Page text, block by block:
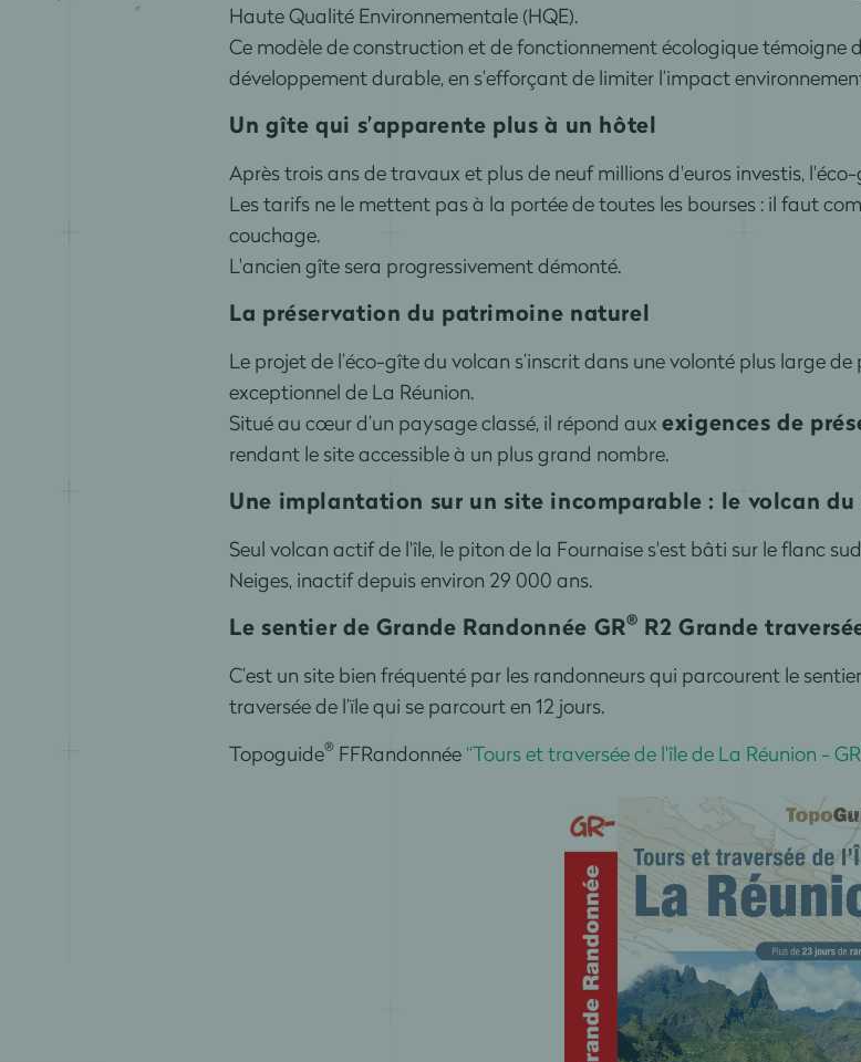
Haute Qualité Environnementale (HQE).
Ce modèle de construction et de fonctionnement écologique témoigne
développement durable, en s’efforçant de limiter l’impact
Un gîte qui s’apparente plus à un hôtel
Après trois ans de travaux et plus de neuf millions d'euros investis,
Les tarifs ne le mettent pas à la portée de toutes les bourses : il faut
couchage.
L'ancien gîte sera progressivement démonté.
La préservation du patrimoine naturel
Le projet de l’éco-gîte du volcan s’inscrit dans une volonté plus large
exceptionnel de La Réunion.
Situé au cœur d’un paysage classé, il répond aux exigences de
rendant le site accessible à un plus grand nombre.
Une implantation sur un site incomparable : le volcan
Seul volcan actif de l'île, le piton de la Fournaise s'est bâti sur le flanc
Neiges, inactif depuis environ 29 000 ans.
Le sentier de Grande Randonnée GR® R2 Grande
C’est un site bien fréquenté par les randonneurs qui parcourent le
traversée de l’ïle qui se parcourt en 12 jours.
Topoguide®FFRandonnée “Tours et traversée de l'île de La Réunion - GR